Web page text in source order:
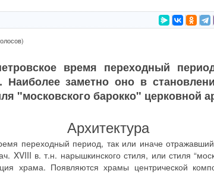
время переходный
Наиболее заметно оно в
"московского барокко" церковной
Архитектура
переходный период, так или иначе
XVIII в. т.н. нарышкинского стиля, или стиля
храма. Появляются храмы центрической